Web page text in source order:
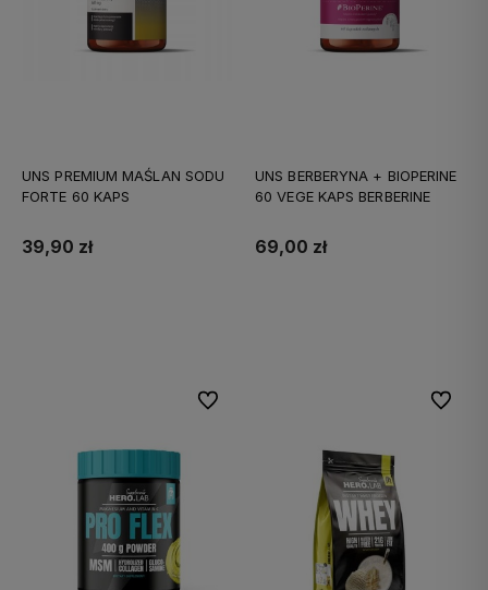
UNS PREMIUM MAŚLAN SODU
FORTE 60 KAPS
39,90 zł
UNS BERBERYNA + BIOPERINE
60 VEGE KAPS BERBERINE
69,00 zł
Do ulubionych Do